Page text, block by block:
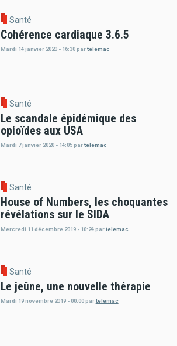
Santé
Cohérence cardiaque 3.6.5
Mardi 14 janvier 2020 - 16:30 partelemac
Santé
Le scandale épidémique des
opioïdes aux USA
Mardi 7 janvier 2020 - 14:05 partelemac
Santé
House of Numbers, les choquantes
révélations sur le SIDA
Mercredi 11 décembre 2019 - 10:24 partelemac
Santé
Le jeûne, une nouvelle thérapie
Mardi 19 novembre 2019 - 00:00 partelemac